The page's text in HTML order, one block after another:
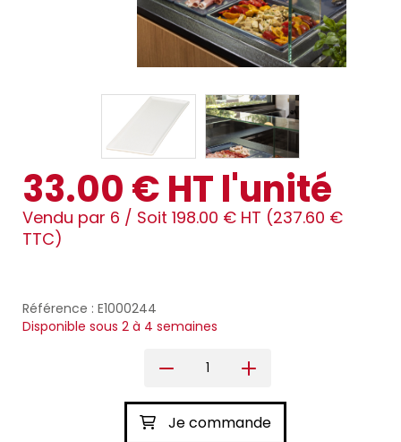
33.00 € HT l'unité
Vendu par 6 / Soit 198.00 € HT (237.60 €
TTC)
Référence : E1000244
Disponible sous 2 à 4 semaines
Je commande